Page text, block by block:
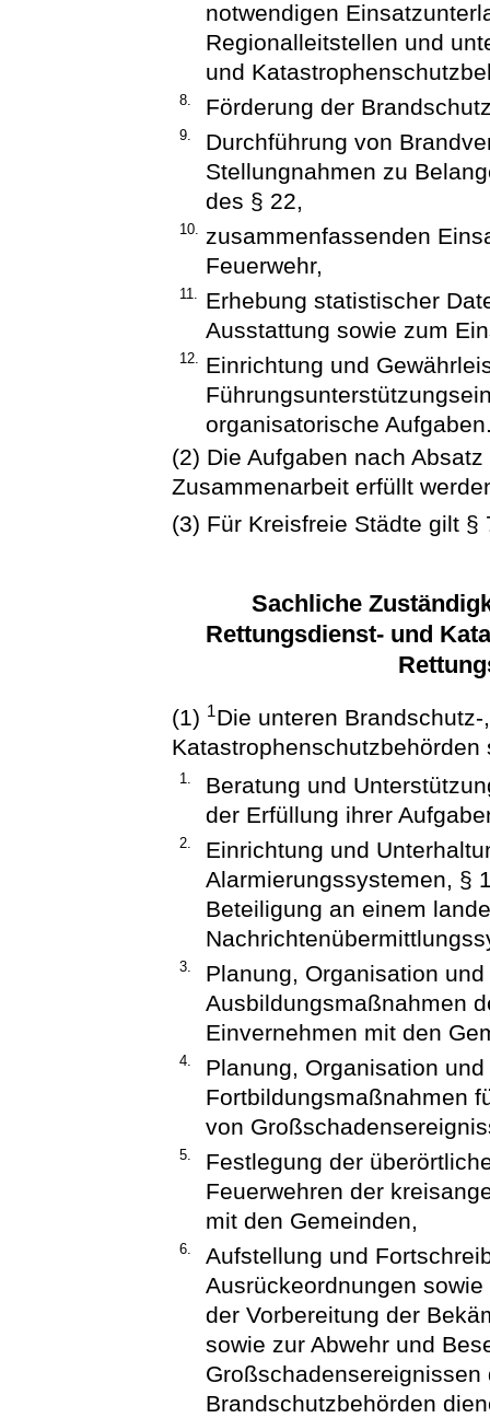
notwendigen
Regionalleitstellen und
und
8. Förderung der
9.
Durchführung von
Stellungnahmen zu
des § 22,
10. zusammenfassenden
Feuerwehr,
11. Erhebung statistischer
Ausstattung sowie zum
12. Einrichtung und
organisatorische
(2) Die Aufgaben nach
Zusammenarbeit erfüllt
(3) Für Kreisfreie Städte gilt §
Sachliche
Rettungsdienst- und
(1) 1Die unteren
1.
Beratung und
der Erfüllung ihrer
2.
Einrichtung und
Alarmierungssystemen, §
Beteiligung an einem
3.
Planung, Organisation
Ausbildungsmaßnahmen
Einvernehmen mit den
4.
Planung, Organisation
Fortbildungsmaßnahmen
von
5.
Festlegung der
Feuerwehren der
mit den Gemeinden,
6.
Aufstellung und
Ausrückeordnungen
der Vorbereitung der
sowie zur Abwehr und
Brandschutzbehörden